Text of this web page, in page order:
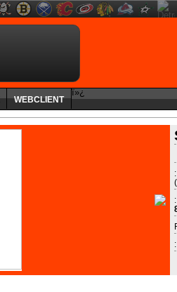
ï»¿
WEBCLIENT
: